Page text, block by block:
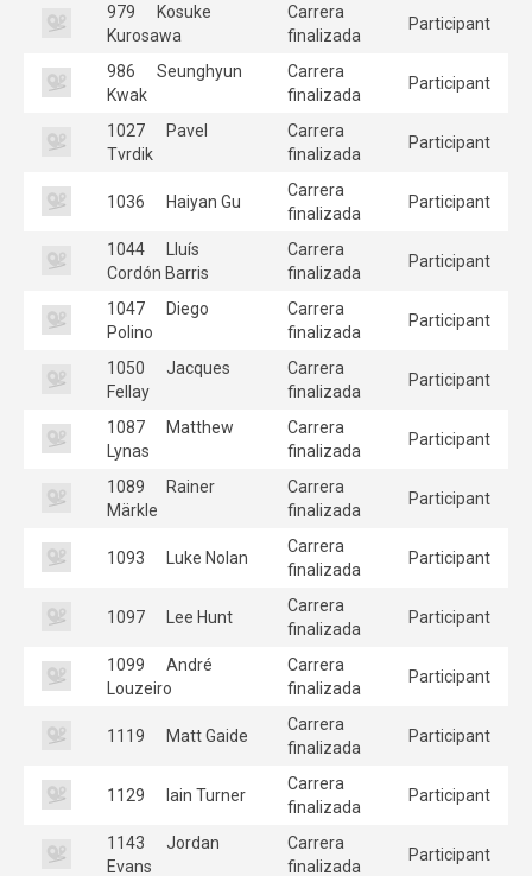
979
Kosuke
Kurosawa
Carrera
finalizada
Participant
986
Seunghyun
Kwak
Carrera
finalizada
Participant
1027
Pavel
Tvrdik
Carrera
finalizada
Participant
1036 Haiyan Gu
Carrera
finalizada
Participant
1044
Lluís
Cordón Barris
Carrera
finalizada
Participant
1047
Diego
Polino
Carrera
finalizada
Participant
1050
Jacques
Fellay
Carrera
finalizada
Participant
1087
Matthew
Lynas
Carrera
finalizada
Participant
1089
Rainer
Märkle
Carrera
finalizada
Participant
1093 Luke Nolan
Carrera
finalizada
Participant
1097 Lee Hunt
Carrera
finalizada
Participant
1099
André
Louzeiro
Carrera
finalizada
Participant
1119 Matt Gaide
Carrera
finalizada
Participant
1129 Iain Turner
Carrera
finalizada
Participant
1143
Jordan
Evans
Carrera
finalizada
Participant